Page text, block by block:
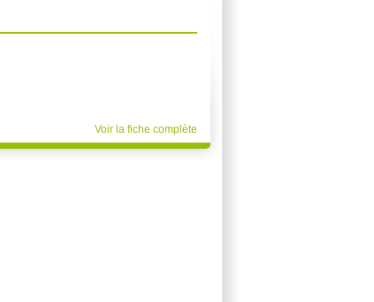
Voir la fiche complète